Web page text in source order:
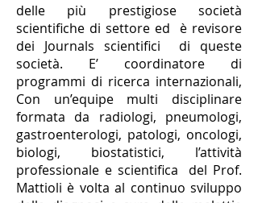
delle più prestigiose società
scientifiche di settore ed è revisore
dei Journals scientifici di queste
società. E’ coordinatore di
programmi di ricerca internazionali,
Con un’equipe multi disciplinare
formata da radiologi, pneumologi,
gastroenterologi, patologi, oncologi,
biologi, biostatistici, l’attività
professionale e scientifica del Prof.
Mattioli è volta al continuo sviluppo